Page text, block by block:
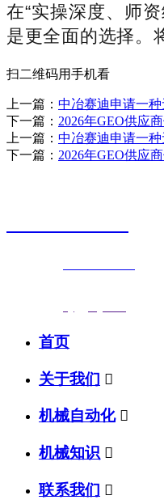
在“实操深度、师
是更全面的选择。
扫二维码用手机看
上一篇： 中冶赛迪申请一
下一篇： 2026年GEO供应
上一篇： 中冶赛迪申请一
下一篇： 2026年GEO供应
首页
关于我们 
机械自动化 
机械知识 
联系我们 